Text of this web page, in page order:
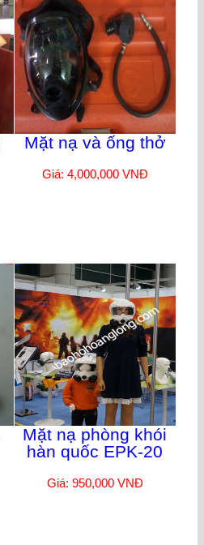
Mặt nạ và ống thở
Giá: 4,000,000 VNĐ
Mặt nạ phòng khói
hàn quốc EPK-20
Giá: 950,000 VNĐ